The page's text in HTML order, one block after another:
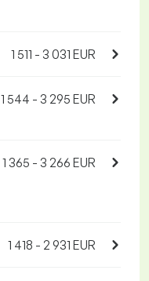
1 511 - 3 031 EUR
1 544 - 3 295 EUR
1 365 - 3 266 EUR
1 418 - 2 931 EUR